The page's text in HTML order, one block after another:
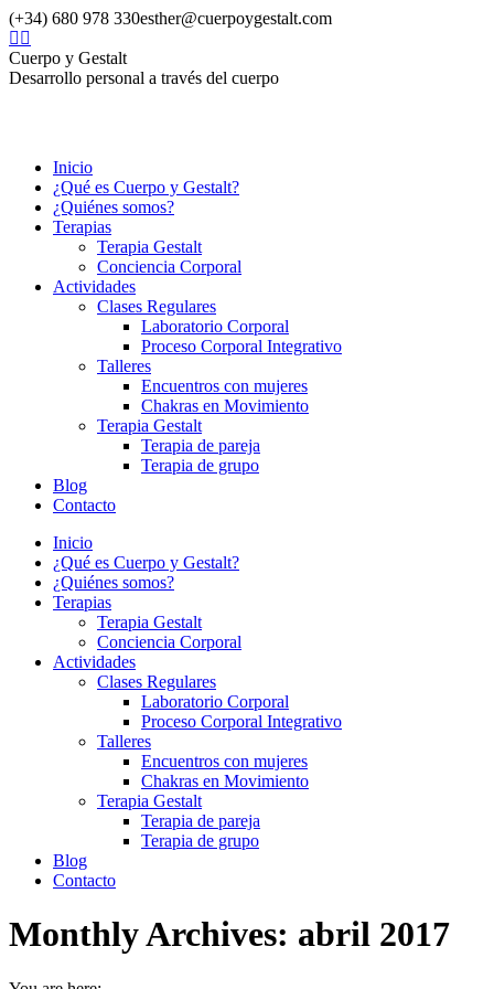
Skip
to
content
(+34) 680 978 330esther@cuerpoygestalt.com
Facebook
page
opens
page
opens
Cuerpo y Gestalt
Desarrollo personal a través del cuerpo
Inicio
¿Qué es Cuerpo y Gestalt?
¿Quiénes somos?
Terapias
Terapia Gestalt
Conciencia Corporal
Actividades
Clases Regulares
Laboratorio Corporal
Proceso Corporal Integrativo
Talleres
Encuentros con mujeres
Chakras en Movimiento
Terapia Gestalt
Terapia de pareja
Terapia de grupo
Blog
Contacto
Inicio
¿Qué es Cuerpo y Gestalt?
¿Quiénes somos?
Terapias
Terapia Gestalt
Conciencia Corporal
Actividades
Clases Regulares
Laboratorio Corporal
Proceso Corporal Integrativo
Talleres
Encuentros con mujeres
Chakras en Movimiento
Terapia Gestalt
Terapia de pareja
Terapia de grupo
Blog
Contacto
Monthly Archives: abril 2017